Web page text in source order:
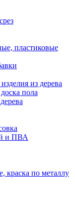
пластиковые
из дерева
пола
и ПВА
краска по металлу